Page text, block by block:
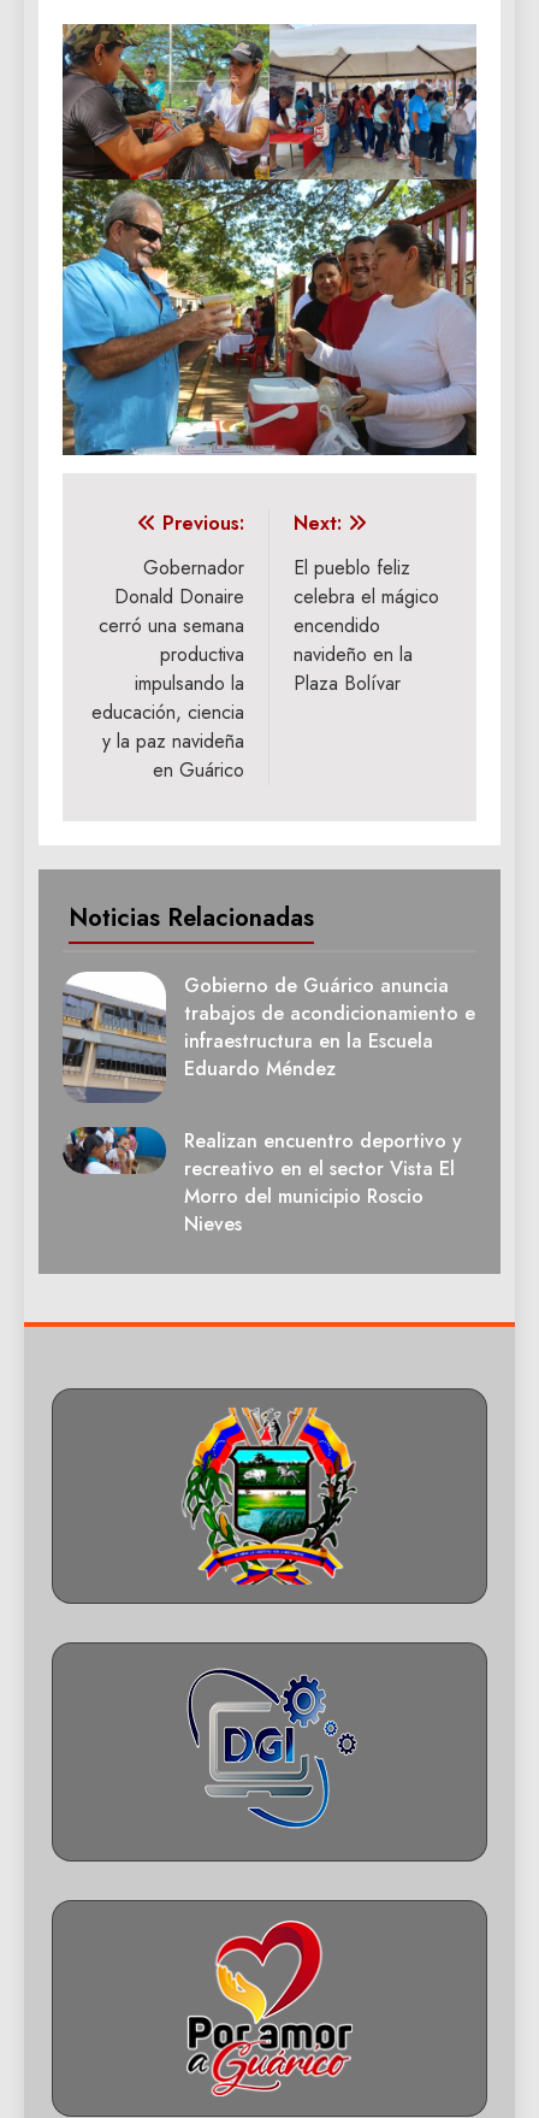
Navegación
entradas
Previous:
Gobernador
Donald Donaire
cerró una semana
productiva
impulsando la
educación, ciencia
y la paz navideña
en Guárico
Next:
El pueblo feliz
celebra el mágico
encendido
navideño en la
Plaza Bolívar
Noticias Relacionadas
Gobierno de Guárico anuncia
trabajos de acondicionamiento e
infraestructura en la Escuela
Eduardo Méndez
Realizan encuentro deportivo y
recreativo en el sector Vista El
Morro del municipio Roscio
Nieves